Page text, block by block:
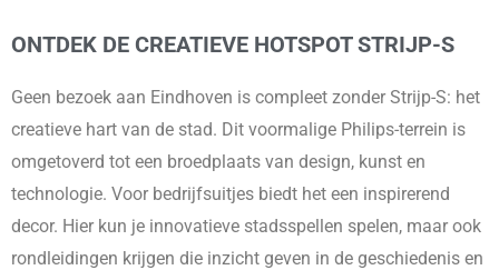
ONTDEK DE CREATIEVE HOTSPOT STRIJP-S
Geen bezoek aan Eindhoven is compleet zonder Strijp-S: het
creatieve hart van de stad. Dit voormalige Philips-terrein is
omgetoverd tot een broedplaats van design, kunst en
technologie. Voor bedrijfsuitjes biedt het een inspirerend
decor. Hier kun je innovatieve stadsspellen spelen, maar ook
rondleidingen krijgen die inzicht geven in de geschiedenis en